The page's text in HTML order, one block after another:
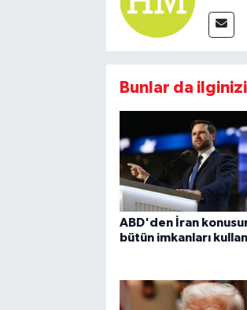
Bunlar da
ABD'den İran
bütün imkanları